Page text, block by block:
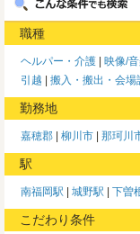
職種
ヘルパー・介護 映像/
引越
搬入・搬出・会場
勤務地
嘉穂郡 柳川市 那珂川
駅
南福岡駅 城野駅 下曽
こだわり条件